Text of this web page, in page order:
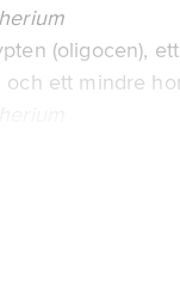
(oligocen),
och ett mindre
jämförelsevis